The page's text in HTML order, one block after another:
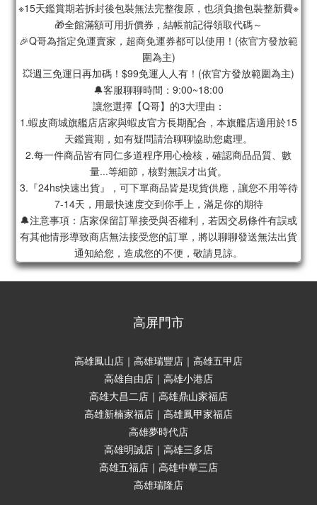
※15天鑑賞期若拆封後包裝無法完整復原，也須負擔包裝整新費※
🎁全館滿額可用折價券，結帳前記得領取代碼～
🎉Q哥為指定免運賣家，超商免運券都可以使用！(依官方發放範
圍為主)
💥週三免運日再加碼！$99免運人人有！(依官方發放範圍為主)
🔔客服聊聊時間：9:00~18:00
讓您選擇【Q哥】的3大理由：
1.蝦皮商城旗艦店店家與蝦皮官方長期配合，本旗艦店適用於15
天鑑賞期，如有疑問請洽聊聊協助您處理。
2.每一件商品皆有同仁多道程序用心檢核，確認商品品質、數
量...等細節，核對無誤才出貨。
3.『24hs快速出貨』，可下單商品皆是現貨供應，讓您不用等待
7-14天，用最快速度交到你手上，滿足你的期待
🔔注意事項：店家保留訂單接受與否權利，若因交易條件有誤或
有其他情形導致商店無法接受您的訂單，將以聊聊發送無法出貨
通知給您，造成您的不便，敬請見諒。
高屏門市
高雄鳳山店｜高雄瑞豐店｜高雄五甲店
高雄自由店｜高雄小港店
高雄大昌二店｜高雄鼎山家福店
高雄新楠家福店｜高雄鳳甲家福店
高雄夢時代店
高雄明誠店｜高雄三多店
高雄五福店｜高雄中華三店
高雄瑞隆店